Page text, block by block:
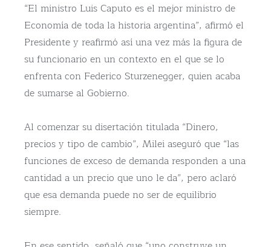
“El ministro Luis Caputo es el mejor ministro de
Economía de toda la historia argentina”, afirmó el
Presidente y reafirmó así una vez más la figura de
su funcionario en un contexto en el que se lo
enfrenta con Federico Sturzenegger, quien acaba
de sumarse al Gobierno.
Al comenzar su disertación titulada “Dinero,
precios y tipo de cambio”, Milei aseguró que “las
funciones de exceso de demanda responden a una
cantidad a un precio que uno le da”, pero aclaró
que esa demanda puede no ser de equilibrio
siempre.